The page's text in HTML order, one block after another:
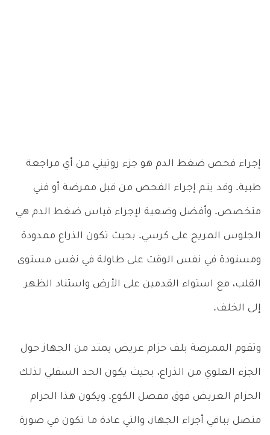
إجراء فحص ضغط الدم هو جزء روتيني من أي مراجعة
طبية. وقد يتم إجراء الفحص من قبل ممرضة أو فني
متخصص. وأفضل وضعية لإجراء قياس ضغط الدم هي
الجلوس المريح على كرسي. بحيث تكون الذراع ممدودة
ومسنودة في نفس الوقت على طاولة في نفس مستوى
القلب، مع استواء القدمين على الأرض واستناد الظهر
إلى الخلف.
وتقوم الممرضة بلف حزام عريض يمتد من الجهاز حول
الجزء العلوي من الذراع، بحيث يكون الحد السفلي لذلك
الحزام العريض فوق مفصل الكوع. ويكون هذا الحزام
متصل بباقي أجزاء الجهاز، والتي عادة ما تكون في صورة